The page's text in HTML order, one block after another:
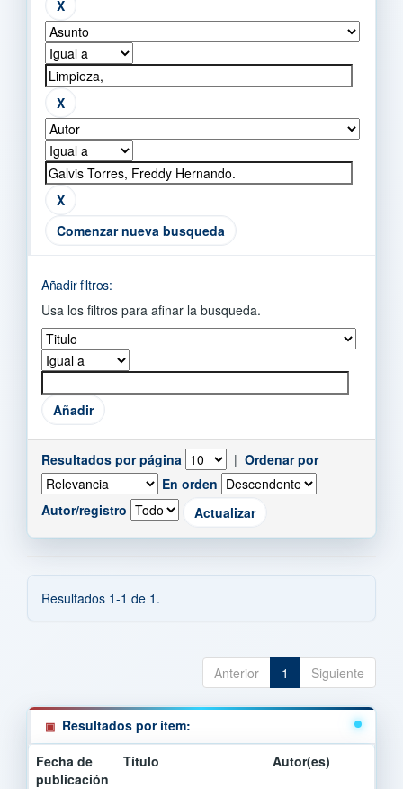
Comenzar nueva busqueda
Añadir filtros:
Usa los filtros para afinar la busqueda.
Resultados por página | Ordenar por
En orden
Autor/registro
Resultados 1-1 de 1.
Anterior 1 Siguiente
Resultados por ítem:
Fecha de
publicación
Título Autor(es)